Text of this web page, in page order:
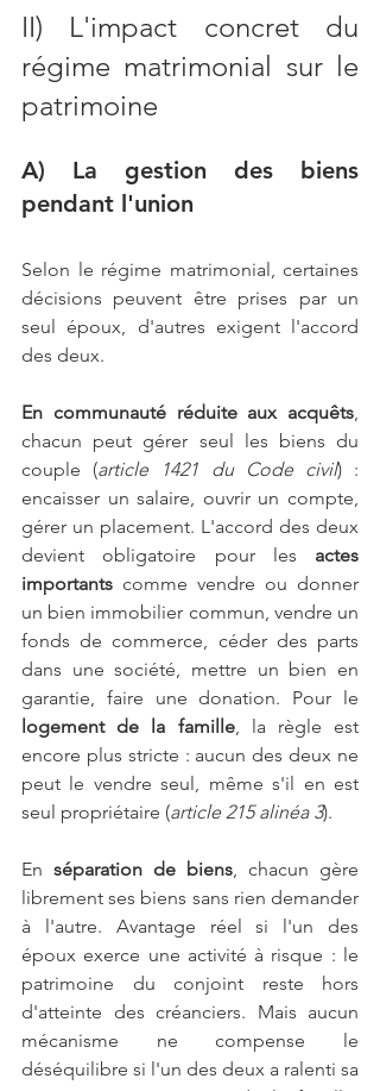
II) L'impact concret du
régime matrimonial sur le
patrimoine
A) La gestion des biens
pendant l'union
Selon le régime matrimonial, certaines
décisions peuvent être prises par un
seul époux, d'autres exigent l'accord
des deux.
En communauté réduite aux acquêts
chacun peut gérer seul les biens du
couple (article 1421 du Code civil) :
encaisser un salaire, ouvrir un compte,
gérer un placement. L'accord des deux
devient obligatoire pour les actes
importants comme vendre ou donner
un bien immobilier commun, vendre un
fonds de commerce, céder des parts
dans une société, mettre un bien en
logement de la famille, la règle est
encore plus stricte : aucun des deux ne
peut le vendre seul, même s'il en est
seul propriétaire (article 215 alinéa 3).
En séparation de biens , chacun gère
librement ses biens sans rien demander
à l'autre. Avantage réel si l'un des
époux exerce une activité à risque : le
patrimoine du conjoint reste hors
d'atteinte des créanciers. Mais aucun
mécanisme ne compense le
déséquilibre si l'un des deux a ralenti sa